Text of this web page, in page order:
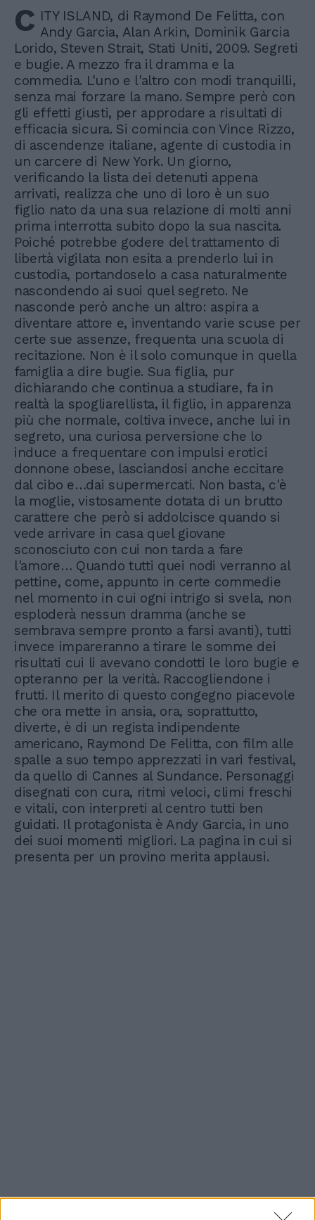
C ITY ISLAND, di Raymond De Felitta, con
Andy Garcia, Alan Arkin, Dominik Garcia
Lorido, Steven Strait, Stati Uniti, 2009. Segreti
e bugie. A mezzo fra il dramma e la
commedia. L'uno e l'altro con modi tranquilli,
senza mai forzare la mano. Sempre però con
gli effetti giusti, per approdare a risultati di
efficacia sicura. Si comincia con Vince Rizzo,
di ascendenze italiane, agente di custodia in
un carcere di New York. Un giorno,
verificando la lista dei detenuti appena
arrivati, realizza che uno di loro è un suo
figlio nato da una sua relazione di molti anni
prima interrotta subito dopo la sua nascita.
Poiché potrebbe godere del trattamento di
libertà vigilata non esita a prenderlo lui in
custodia, portandoselo a casa naturalmente
nascondendo ai suoi quel segreto. Ne
nasconde però anche un altro: aspira a
diventare attore e, inventando varie scuse per
certe sue assenze, frequenta una scuola di
recitazione. Non è il solo comunque in quella
famiglia a dire bugie. Sua figlia, pur
dichiarando che continua a studiare, fa in
realtà la spogliarellista, il figlio, in apparenza
più che normale, coltiva invece, anche lui in
segreto, una curiosa perversione che lo
induce a frequentare con impulsi erotici
donnone obese, lasciandosi anche eccitare
dal cibo e…dai supermercati. Non basta, c'è
la moglie, vistosamente dotata di un brutto
carattere che però si addolcisce quando si
vede arrivare in casa quel giovane
sconosciuto con cui non tarda a fare
l'amore… Quando tutti quei nodi verranno al
pettine, come, appunto in certe commedie
nel momento in cui ogni intrigo si svela, non
esploderà nessun dramma (anche se
sembrava sempre pronto a farsi avanti), tutti
invece impareranno a tirare le somme dei
risultati cui li avevano condotti le loro bugie e
opteranno per la verità. Raccogliendone i
frutti. Il merito di questo congegno piacevole
che ora mette in ansia, ora, soprattutto,
diverte, è di un regista indipendente
americano, Raymond De Felitta, con film alle
spalle a suo tempo apprezzati in vari festival,
da quello di Cannes al Sundance. Personaggi
disegnati con cura, ritmi veloci, climi freschi
e vitali, con interpreti al centro tutti ben
guidati. Il protagonista è Andy Garcia, in uno
dei suoi momenti migliori. La pagina in cui si
presenta per un provino merita applausi.